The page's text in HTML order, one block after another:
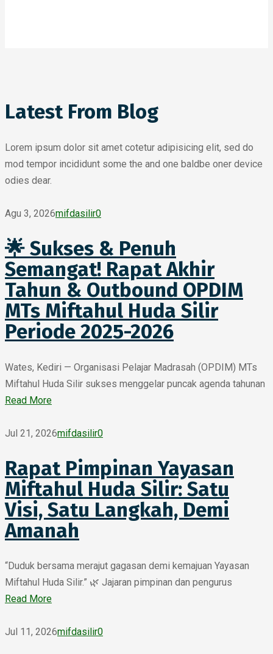
Latest From Blog
Lorem ipsum dolor sit amet cotetur adipisicing elit, sed do
mod tempor incididunt some the and one baldbe oner device
odies dear.
Agu 3, 2026mifdasilir0
🌟 Sukses & Penuh
Semangat! Rapat Akhir
Tahun & Outbound OPDIM
MTs Miftahul Huda Silir
Periode 2025-2026
Wates, Kediri — Organisasi Pelajar Madrasah (OPDIM) MTs
Miftahul Huda Silir sukses menggelar puncak agenda tahunan
Read More
Jul 21, 2026mifdasilir0
Rapat Pimpinan Yayasan
Miftahul Huda Silir: Satu
Visi, Satu Langkah, Demi
Amanah
“Duduk bersama merajut gagasan demi kemajuan Yayasan
Miftahul Huda Silir.” 🌿 Jajaran pimpinan dan pengurus
Read More
Jul 11, 2026mifdasilir0